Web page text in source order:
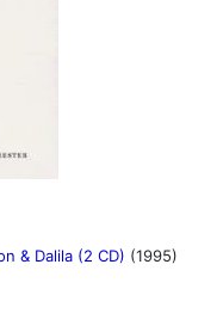
& Dalila (2 CD) (1995)